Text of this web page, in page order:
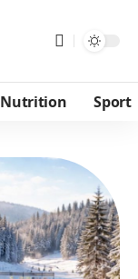
Nutrition Sport